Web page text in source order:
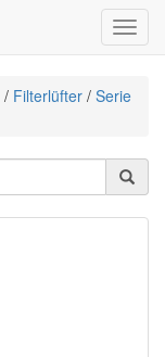
/ Filterlüfter / Serie